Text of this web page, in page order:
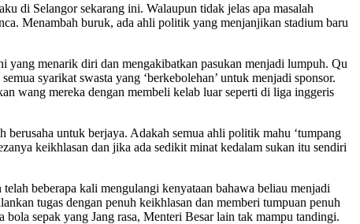
di Selangor sekarang ini. Walaupun tidak jelas apa masalah
Menambah buruk, ada ahli politik yang menjanjikan stadium baru
yang menarik diri dan mengakibatkan pasukan menjadi lumpuh. Qu
syarikat swasta yang ‘berkebolehan’ untuk menjadi sponsor.
wang mereka dengan membeli kelab luar seperti di liga inggeris
untuk berjaya. Adakah semua ahli politik mahu ‘tumpang
keikhlasan dan jika ada sedikit minat kedalam sukan itu sendiri
beberapa kali mengulangi kenyataan bahawa beliau menjadi
tugas dengan penuh keikhlasan dan memberi tumpuan penuh
sepak yang Jang rasa, Menteri Besar lain tak mampu tandingi.